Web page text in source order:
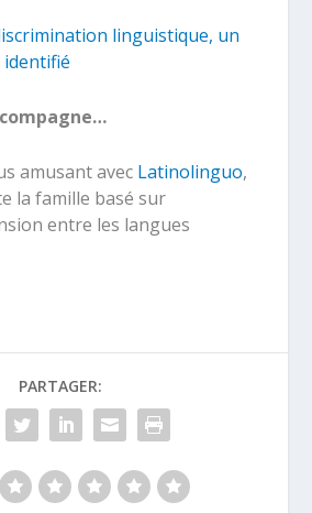
linguistique, un
amusant avec Latinolinguo,
la famille basé sur
entre les langues
PARTAGER: